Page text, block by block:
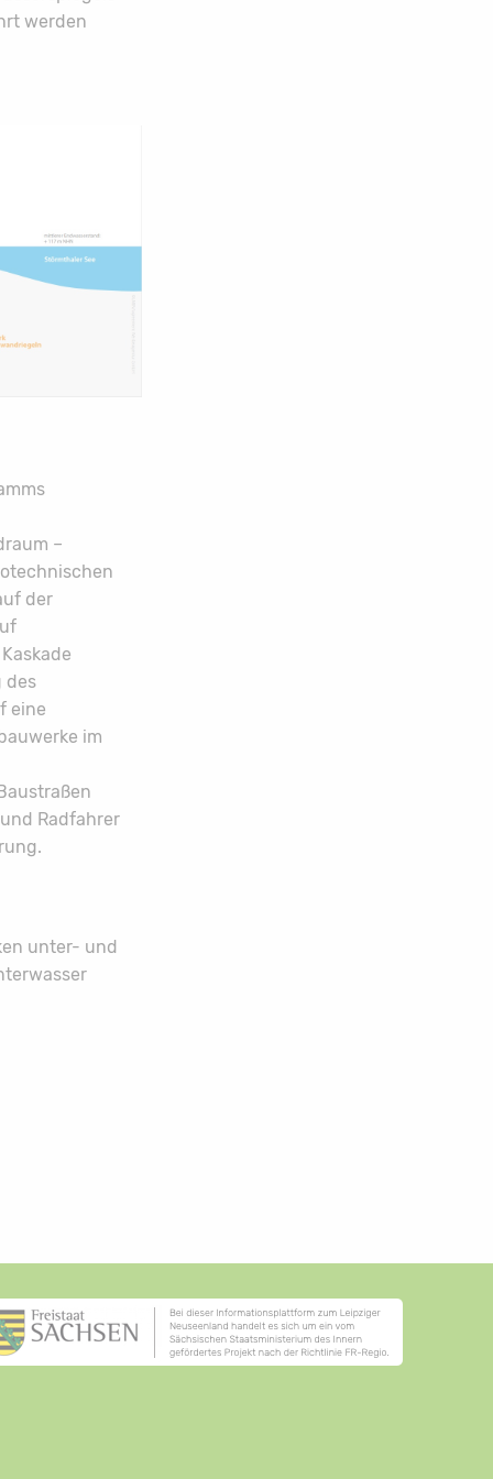
werden
–
der
des
eine
im
Radfahrer
unter- und